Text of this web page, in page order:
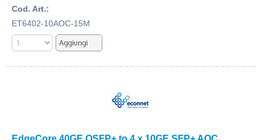
Cod. Art.:
ET6402-10AOC-15M